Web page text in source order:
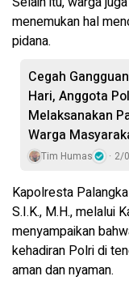
menemukan hal
pidana.
Cegah
Hari, Anggota
Melaksanakan
Warga
Tim Humas 2/
Kapolresta
S.I.K., M.H., melalui
menyampaikan
kehadiran Polri di
aman dan nyaman.